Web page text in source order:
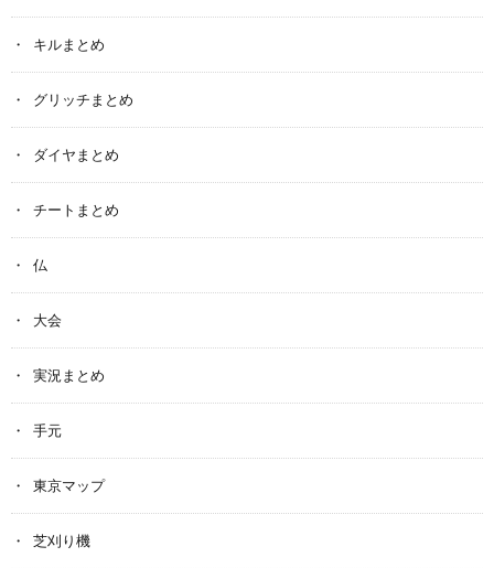
キルまとめ
グリッチまとめ
ダイヤまとめ
チートまとめ
仏
大会
実況まとめ
手元
東京マップ
芝刈り機